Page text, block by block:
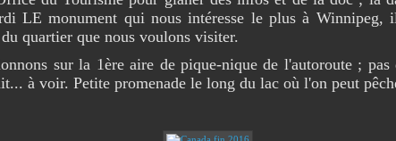
LE monument qui nous intéresse le plus à Winnipeg,
quartier que nous voulons visiter.
sur la 1ère aire de pique-nique de l'autoroute ;
à voir. Petite promenade le long du lac où l'on peut